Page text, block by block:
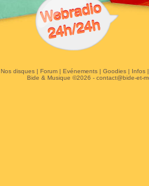
Nos disques| Forum| Evénements| Goodies| Infos
Bide & Musique ©2026 - contact@bide-et-